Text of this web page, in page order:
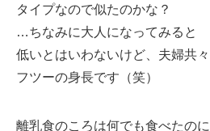
タイプなので似たのかな？
…ちなみに大人になってみると
低いとはいわないけど、夫婦共々
フツーの身長です（笑）
離乳食のころは何でも食べたのに